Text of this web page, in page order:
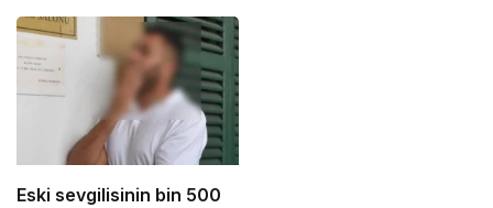
818 TL oldu
Eski sevgilisinin bin 500